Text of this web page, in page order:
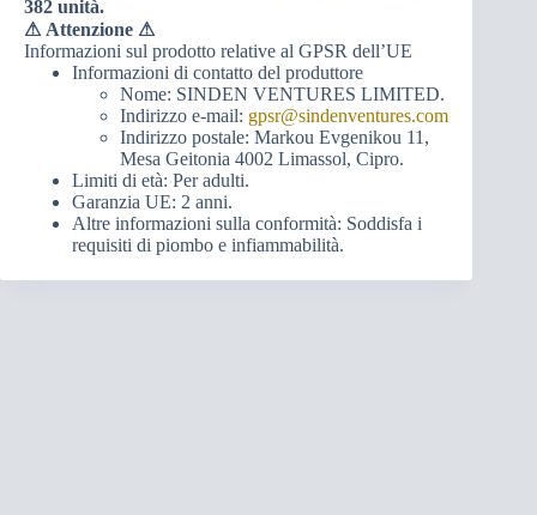
382 unità.
⚠ Attenzione ⚠
Informazioni sul prodotto relative al GPSR dell’UE
Informazioni di contatto del produttore
Nome: SINDEN VENTURES LIMITED.
Indirizzo e-mail: gpsr@sindenventures.com
Indirizzo postale: Markou Evgenikou 11,
Mesa Geitonia 4002 Limassol, Cipro.
Limiti di età: Per adulti.
Garanzia UE: 2 anni.
Altre informazioni sulla conformità: Soddisfa i
requisiti di piombo e infiammabilità.